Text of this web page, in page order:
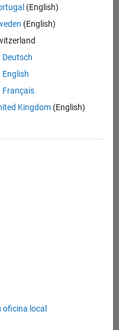
& Ecosystem for Simulink
(English)
(English)
Deutsch
English
Français
Kingdom(English)
oficina local